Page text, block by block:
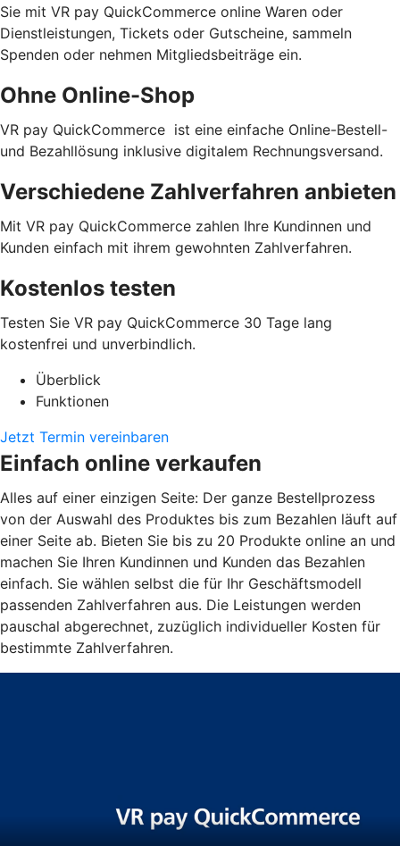
Sie mit VR pay QuickCommerce online Waren oder
Dienstleistungen, Tickets oder Gutscheine, sammeln
Spenden oder nehmen Mitgliedsbeiträge ein.
Ohne Online-Shop
VR pay QuickCommerce ist eine einfache Online-Bestell-
und Bezahllösung inklusive digitalem Rechnungsversand.
Verschiedene Zahlverfahren anbieten
Mit VR pay QuickCommerce zahlen Ihre Kundinnen und
Kunden einfach mit ihrem gewohnten Zahlverfahren.
Kostenlos testen
Testen Sie VR pay QuickCommerce 30 Tage lang
kostenfrei und unverbindlich.
Überblick
Funktionen
Jetzt Termin vereinbaren
Einfach online verkaufen
Alles auf einer einzigen Seite: Der ganze Bestellprozess
von der Auswahl des Produktes bis zum Bezahlen läuft auf
einer Seite ab. Bieten Sie bis zu 20 Produkte online an und
machen Sie Ihren Kundinnen und Kunden das Bezahlen
einfach. Sie wählen selbst die für Ihr Geschäftsmodell
passenden Zahlverfahren aus. Die Leistungen werden
pauschal abgerechnet, zuzüglich individueller Kosten für
bestimmte Zahlverfahren.